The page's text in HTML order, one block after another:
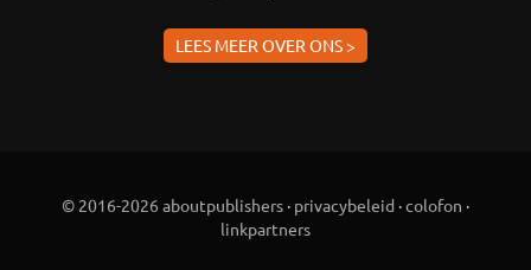
LEES MEER OVER ONS >
© 2016-2026 aboutpublishers · privacybeleid ·colofon ·
linkpartners